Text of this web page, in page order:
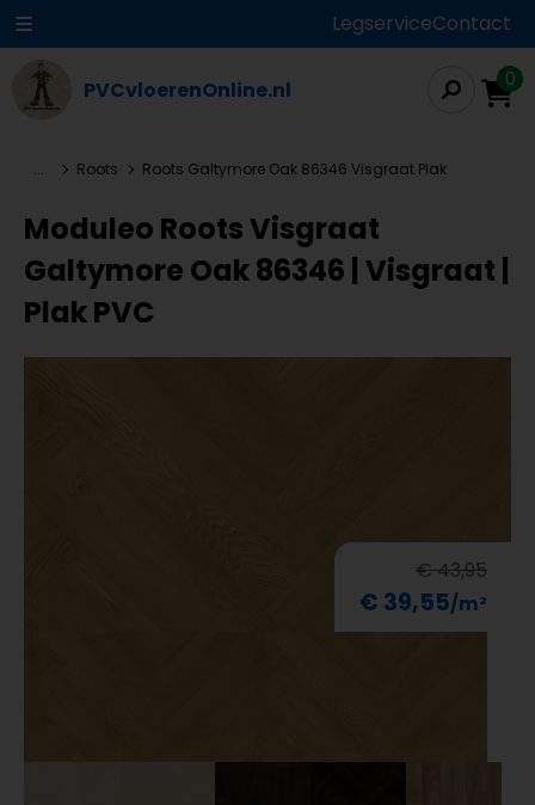
LegserviceContact
PVCvloerenOnline.nl 0
... Roots Roots Galtymore Oak 86346 Visgraat Plak
Moduleo Roots Visgraat
Galtymore Oak 86346 | Visgraat |
Plak PVC
€ 43,95
€ 39,55